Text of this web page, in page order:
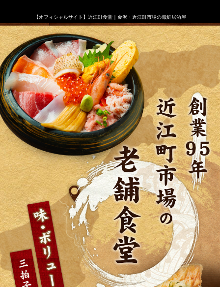
【オフィシャルサイト】近江町食堂｜金沢・近江町市場の海鮮居酒屋